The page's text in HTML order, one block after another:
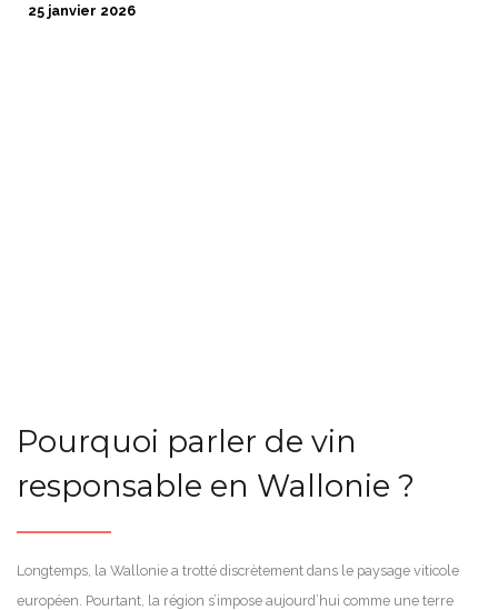
25 janvier 2026
Pourquoi parler de vin
responsable en Wallonie ?
Longtemps, la Wallonie a trotté discrètement dans le paysage viticole
européen. Pourtant, la région s’impose aujourd’hui comme une terre